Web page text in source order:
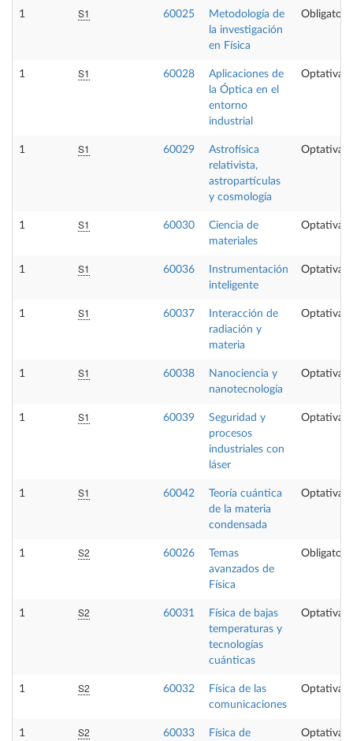
1 S1 60025
Metodología de
la investigación
en Física
Obligatoria
1 S1 60028
Aplicaciones de
la Óptica en el
entorno
industrial
Optativa
1 S1 60029
Astrofísica
relativista,
astropartículas
y cosmología
Optativa
1 S1 60030
Ciencia de
materiales
Optativa
1 S1 60036
Instrumentación
inteligente
Optativa
1 S1 60037
Interacción de
radiación y
materia
Optativa
1 S1 60038
Nanociencia y
nanotecnología
Optativa
1 S1 60039
Seguridad y
procesos
industriales con
láser
Optativa
1 S1 60042
Teoría cuántica
de la materia
condensada
Optativa
1 S2 60026
Temas
avanzados de
Física
Obligatoria
1 S2 60031
Física de bajas
temperaturas y
tecnologías
cuánticas
Optativa
1 S2 60032
Física de las
comunicaciones
Optativa
1 S2 60033
Física de
Optativa